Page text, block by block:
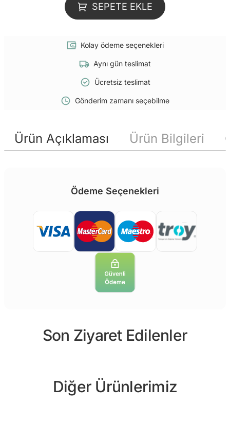
SEPETE EKLE
Kolay ödeme seçenekleri
Aynı gün teslimat
Ücretsiz teslimat
Gönderim zamanı seçebilme
Ürün Açıklaması Ürün Bilgileri
Ödeme Seçenekleri
Son Ziyaret Edilenler
Diğer Ürünlerimiz